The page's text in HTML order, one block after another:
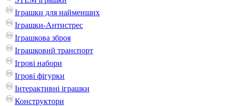
Іграшки для найменших
Іграшки-Антистрес
Іграшкова зброя
Іграшковий транспорт
Ігрові набори
Ігрові фігурки
Інтерактивні іграшки
Конструктори